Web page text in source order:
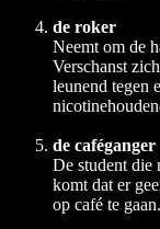
de roker
Neemt om de
Verschanst
leunend tegen
de caféganger
De student die
komt dat er
op café te gaan.